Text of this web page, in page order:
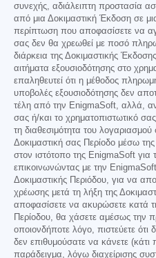
συνεχής, αδιάλειπτη προστασία
από μια Δοκιμαστική Έκδοση σε
περίπτωση που αποφασίσετε να
σας δεν θα χρεωθεί με ποσό
διάρκεια της Δοκιμαστικής
αιτήματα εξουσιοδότησης στο
επαληθευτεί ότι η μέθοδος
υποβολές εξουσιοδότησης δεν
τέλη από την EnigmaSoft, αλλά,
σας ή/και το χρηματοπιστωτικό
τη διαθεσιμότητα του
Δοκιμαστική σας Περίοδο μέσω
στον ιστότοπο της EnigmaSoft για
επικοινωνώντας με την
Δοκιμαστικής Περιόδου, για να
χρέωσης μετά τη λήξη της
αποφασίσετε να ακυρώσετε κατά
Περίοδου, θα χάσετε αμέσως την
οποιονδήποτε λόγο, πιστεύετε
δεν επιθυμούσατε να κάνετε
παράδειγμα, λόγω διαχείρισης